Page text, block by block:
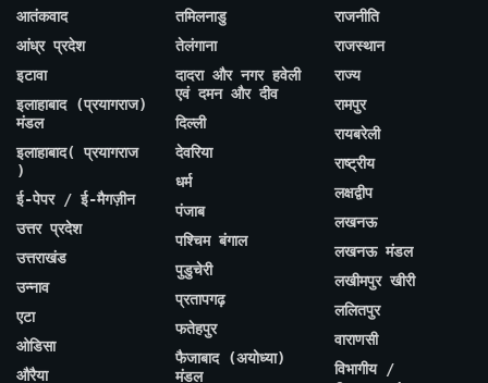
आतंकवाद
आंध्र प्रदेश
इटावा
इलाहाबाद (प्रयागराज)
मंडल
इलाहाबाद( प्रयागराज
)
ई-पेपर / ई-मैगज़ीन
उत्तर प्रदेश
उत्तराखंड
उन्नाव
एटा
ओडिसा
औरैया
तमिलनाडु
तेलंगाना
दादरा और नगर हवेली
एवं दमन और दीव
दिल्ली
देवरिया
धर्म
पंजाब
पश्चिम बंगाल
पुडुचेरी
प्रतापगढ़
फतेहपुर
फैजाबाद (अयोध्या)
मंडल
राजनीति
राजस्थान
राज्य
रामपुर
रायबरेली
राष्ट्रीय
लक्षद्वीप
लखनऊ
लखनऊ मंडल
लखीमपुर खीरी
ललितपुर
वाराणसी
विभागीय /